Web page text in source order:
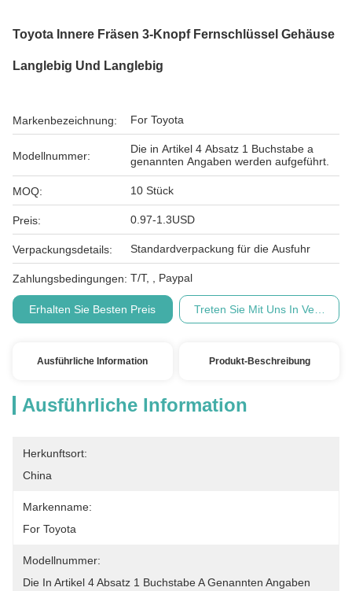
Toyota Innere Fräsen 3-Knopf Fernschlüssel Gehäuse
Langlebig Und Langlebig
Markenbezeichnung: For Toyota
Modellnummer:
Die in Artikel 4 Absatz 1 Buchstabe a
genannten Angaben werden aufgeführt.
MOQ: 10 Stück
Preis: 0.97-1.3USD
Verpackungsdetails: Standardverpackung für die Ausfuhr
Zahlungsbedingungen: T/T, , Paypal
Erhalten Sie Besten Preis Treten Sie Mit Uns In
Ausführliche Information Produkt-Beschreibung
Ausführliche Information
Herkunftsort:
China
Markenname:
For Toyota
Modellnummer:
Die In Artikel 4 Absatz 1 Buchstabe A Genannten Angaben